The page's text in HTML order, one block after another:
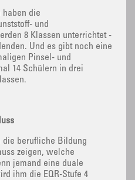
haben die
und
8 Klassen unterrichtet -
Und es gibt noch eine
Pinsel- und
14 Schülern in drei
die berufliche Bildung
zeigen, welche
jemand eine duale
ihm die EQR-Stufe 4